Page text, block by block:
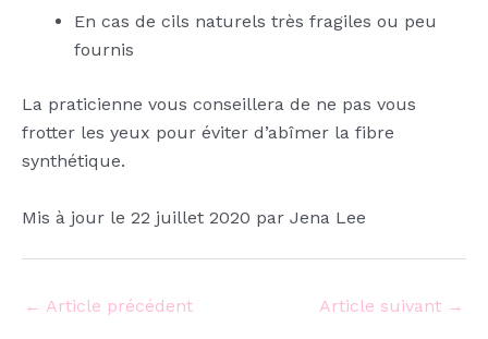
En cas de cils naturels très fragiles ou peu
fournis
La praticienne vous conseillera de ne pas vous
frotter les yeux pour éviter d’abîmer la fibre
synthétique.
Mis à jour le 22 juillet 2020 par Jena Lee
← Article précédent Article suivant →